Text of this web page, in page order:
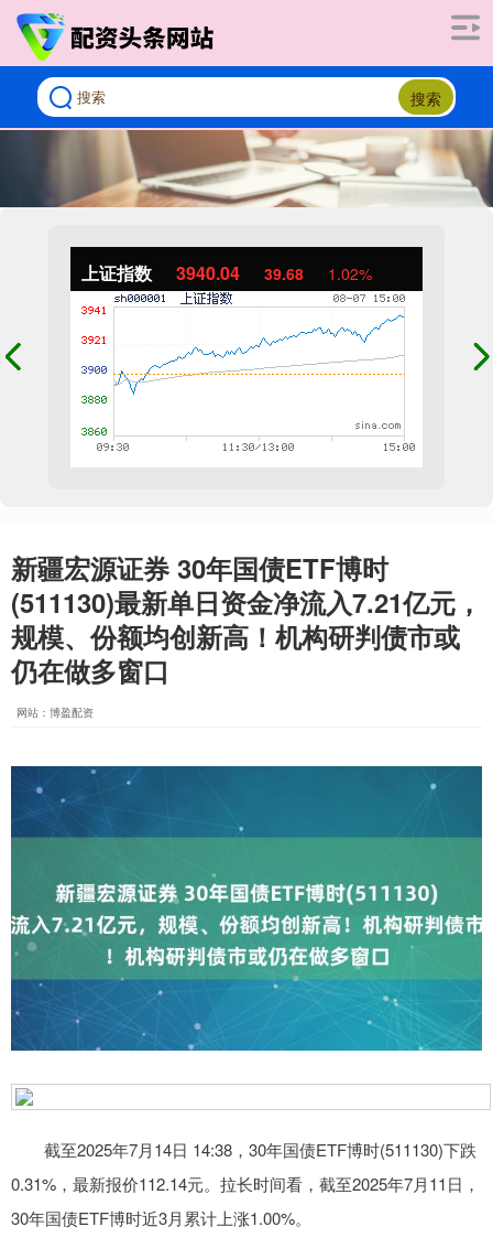
搜索
上证指数 3940.04 39.68 1.02%
新疆宏源证券 30年国债ETF博时
(511130)最新单日资金净流入7.21亿元，
规模、份额均创新高！机构研判债市或
仍在做多窗口
网站：博盈配资
截至2025年7月14日 14:38，30年国债ETF博时(511130)下跌
0.31%，最新报价112.14元。拉长时间看，截至2025年7月11日，
30年国债ETF博时近3月累计上涨1.00%。